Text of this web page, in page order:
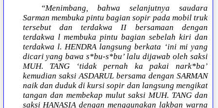
“Menimbang, bahwa selanjutnya saudara
Sarman membuka pintu bagian sopir pada mobil truk
tersebut dan terdakwa II bersamaan dengan
terdakwa l membuka pintu bagian sebelah kiri dan
terdakwa l. HENDRA langsung berkata ‘ini mi yang
dicari yang bawa s*bu-s*bu’ lalu dijawab oleh saksi
MUH. TANG ‘tidak pernah ka pakai nark*ba’
kemudian saksi ASDARUL bersama dengan SARMAN
naik dan duduk di kursi sopir dan langsung mengikat
tangan dan membekap mulut saksi MUH. TANG dan
saksi HANASIA dengan menggunakan lakban warna